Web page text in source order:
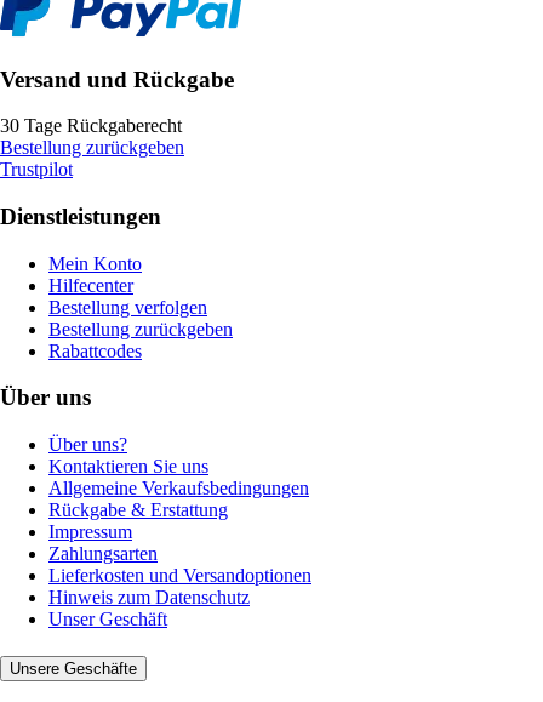
Versand und Rückgabe
30 Tage Rückgaberecht
Bestellung zurückgeben
Trustpilot
Dienstleistungen
Mein Konto
Hilfecenter
Bestellung verfolgen
Bestellung zurückgeben
Rabattcodes
Über uns
Über uns?
Kontaktieren Sie uns
Allgemeine Verkaufsbedingungen
Rückgabe & Erstattung
Impressum
Zahlungsarten
Lieferkosten und Versandoptionen
Hinweis zum Datenschutz
Unser Geschäft
Unsere Geschäfte